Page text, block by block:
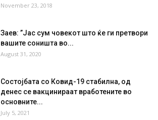
November 23, 2018
Заев: ”Јас сум човекот што ќе ги претвори
вашите соништа во...
August 31, 2020
Состојбата со Ковид-19 стабилна, од
денес се вакцинираат вработените во
основните...
July 5, 2021